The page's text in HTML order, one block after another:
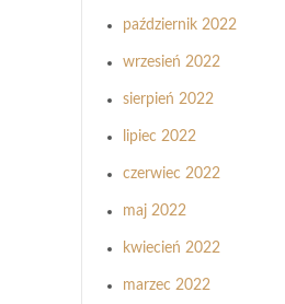
październik 2022
wrzesień 2022
sierpień 2022
lipiec 2022
czerwiec 2022
maj 2022
kwiecień 2022
marzec 2022